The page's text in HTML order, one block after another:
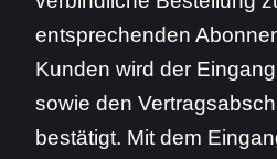
entsprechenden
Kunden wird der
sowie den
bestätigt. Mit dem